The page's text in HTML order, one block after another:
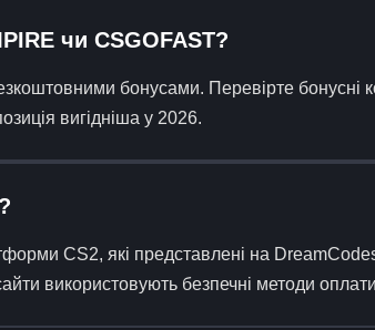
чи CSGOFAST?
бонусами. Перевірте бонусні
вигідніша у 2026.
CS2, які представлені на
використовують безпечні методи